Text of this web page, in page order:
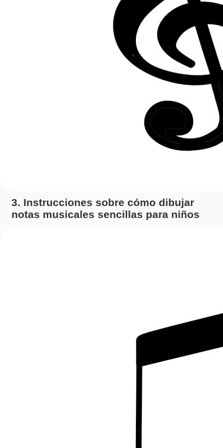
3. Instrucciones sobre cómo dibujar
notas musicales sencillas para niños